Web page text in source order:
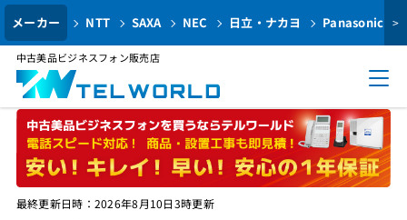
メーカー NTT SAXA NEC 日立・ナカヨ Panasonic >
中古美品ビジネスフォン販売店
最終更新日時：2026年8月10日3時更新